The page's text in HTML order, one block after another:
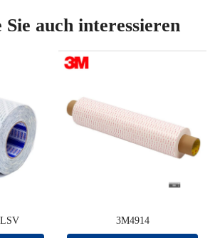
Sie auch interessieren
3M4914